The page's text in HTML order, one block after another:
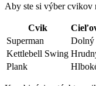
Aby ste si výber
Cvik
Superman
Dolný
Kettlebell Swing
Plank